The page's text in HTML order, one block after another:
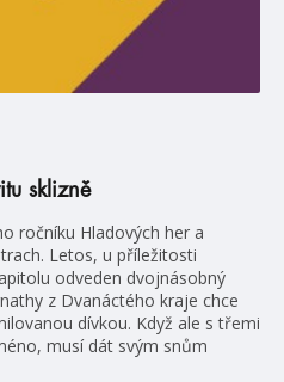
sklizně
ročníku Hladových her a
Letos, u příležitosti
odveden dvojnásobný
z Dvanáctého kraje chce
dívkou. Když ale s třemi
musí dát svým snům